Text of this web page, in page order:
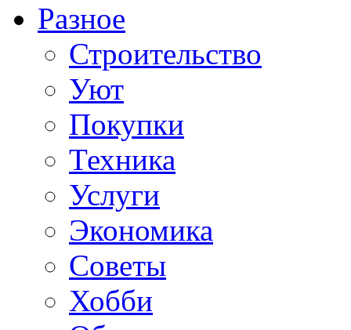
Разное
Строительство
Уют
Покупки
Техника
Услуги
Экономика
Советы
Хобби